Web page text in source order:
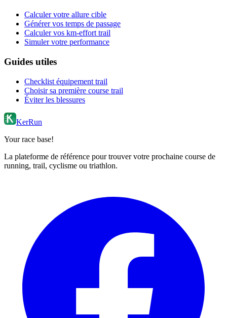
Calculer votre allure cible
Générer vos temps de passage
Calculer vos km-effort trail
Simuler votre performance
Guides utiles
Checklist équipement trail
Choisir sa première course trail
Éviter les blessures
KerRun
Your race base!
La plateforme de référence pour trouver votre prochaine course de
running, trail, cyclisme ou triathlon.